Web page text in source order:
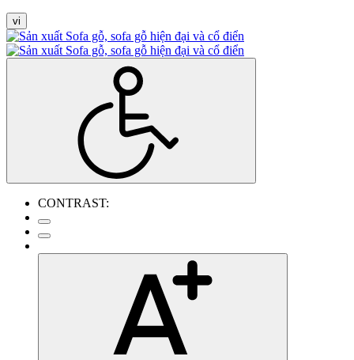
vi
CONTRAST: